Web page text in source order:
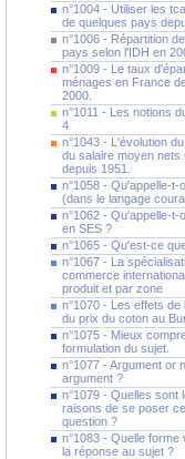
n°1004 - Utiliser les
de quelques pays
n°1006 - Répartition
pays selon l'IDH en
n°1009 - Le taux
ménages en France
2000.
n°1011 - Les notions
4
n°1043 - L'évolution
du salaire moyen nets
depuis 1951.
n°1058 - Qu'appelle-t-
(dans le langage
n°1062 - Qu'appelle-t-
en SES ?
n°1065 - Qu'est-ce
n°1067 - La
commerce
produit et par zone
n°1070 - Les effets de
du prix du coton au
n°1075 - Mieux
formulation du sujet.
n°1077 - Argument or
argument ?
n°1079 - Quelles sont
raisons de se poser
question ?
n°1083 - Quelle forme
la réponse au sujet ?